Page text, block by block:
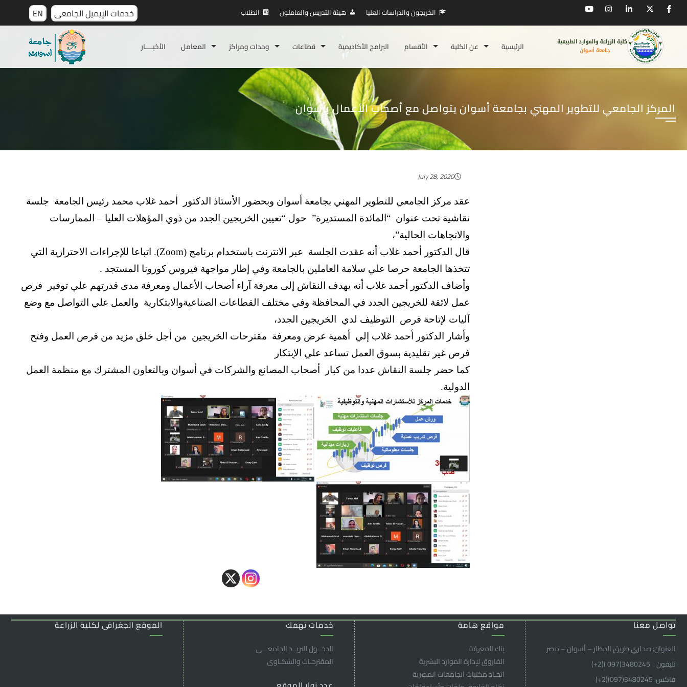
EN خدمات الإيميل الجامعى الطلاب هيئة التدريس والعاملون الخريجون والدراسات العليا
الأخبـــــار المعامل وحدات ومراكز قطاعات البرامج الأكاديمية الأقسام عن الكلية الرئيسية
المركز الجامعي للتطوير المهني بجامعة أسوان يتواصل مع أصحاب الأعمال بأسوان
July 28, 2020
عقد مركز الجامعي للتطوير المهني بجامعة أسوان وبحضور الأستاذ الدكتور أحمد غلاب محمد رئيس الجامعة جلسة
نقاشية تحت عنوان “المائدة المستديرة” حول “تعيين الخريجين الجدد من ذوي المؤهلات العليا – الممارسات
والاتجاهات الحالية”،
قال الدكتور أحمد غلاب أنه عقدت الجلسة عبر الانترنت باستخدام برنامج (Zoom). اتباعا للإجراءات الاحترازية التي
تتخذها الجامعة حرصا علي سلامة العاملين بالجامعة وفي إطار مواجهة فيروس كورونا المستجد .
وأضاف الدكتور أحمد غلاب أنه يهدف النقاش إلى معرفة آراء أصحاب الأعمال ومعرفة مدى قدرتهم علي توفير فرص
عمل لائقة للخريجين الجدد في المحافظة وفي مختلف القطاعات الصناعيةوالابتكارية والعمل علي التواصل مع وضع
آليات لإتاحة فرص التوظيف لدي الخريجين الجدد،
وأشار الدكتور أحمد غلاب إلي أهمية عرض ومعرفة مقترحات الخريجين من أجل خلق مزيد من فرص العمل وفتح
فرص غير تقليدية بسوق العمل تساعد علي الإبتكار
كما حضر جلسة النقاش عددا من كبار أصحاب المصانع والشركات في أسوان وبالتعاون المشترك مع منظمة العمل
الدولية.
الموقع الجغرافى لكلية الزراعة تواصل معنا
العنوان: صحاري طريق المطار – أسوان – مصر
تليفون : 3480245(097 )(2
+
)
فاكس: 3480245(097)(2
+
)
خدمات تهمك
الدخــول للبريــد الجامعـــى
المقترحـات والشكـاوى
مواقع هامة
بنك المعرفة
الفاروق ﻹدارة الموارد البشرية
اتحـاد مكتبات الجامعات المصرية